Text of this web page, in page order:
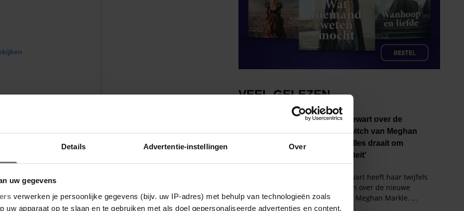
Details Advertentie-instellingen Over
uw gegevens
verwerken je persoonlijke gegevens (bijv. uw IP-adres) met behulp van technologieën zoals
uw apparaat op te slaan en te gebruiken met als doel gepersonaliseerde advertenties en content,